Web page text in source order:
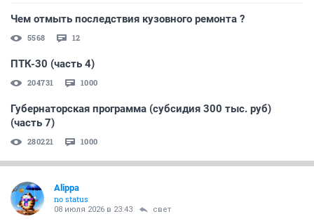
Чем отмыть последствия кузовного ремонта ?
5568 12
ПТК-30 (часть 4)
204731 1000
Губернаторская программа (субсидия 300 тыс. руб)
(часть 7)
280221 1000
Alippa
no status
08 июля 2026 в 23:43 свет